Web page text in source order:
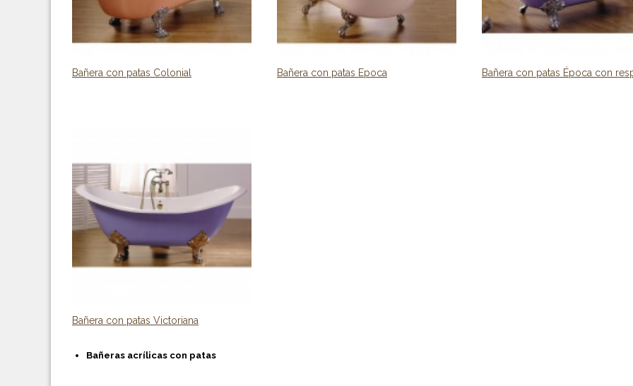
Bañera con patas Colonial Bañera con patas Epoca Bañera con patas Época con
Bañera con patas Victoriana
Bañeras acrílicas con patas